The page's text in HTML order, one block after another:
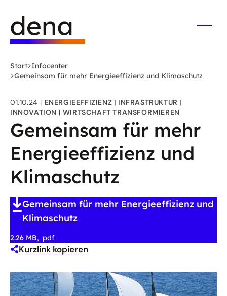
Hauptinhalt
springen
Deutsche
Energie-
Agentur
-
Startseite
Start Infocenter
Gemeinsam für mehr Energieeffizienz und Klimaschutz
01.10.24 ENERGIEEFFIZIENZ
INFRASTRUKTUR
INNOVATION
WIRTSCHAFT TRANSFORMIEREN
Gemeinsam für mehr
Energieeffizienz und
Klimaschutz
Gemeinsam für mehr Energieeffizienz und
Klimaschutz
2.26 MB pdf
Kurzlink kopieren